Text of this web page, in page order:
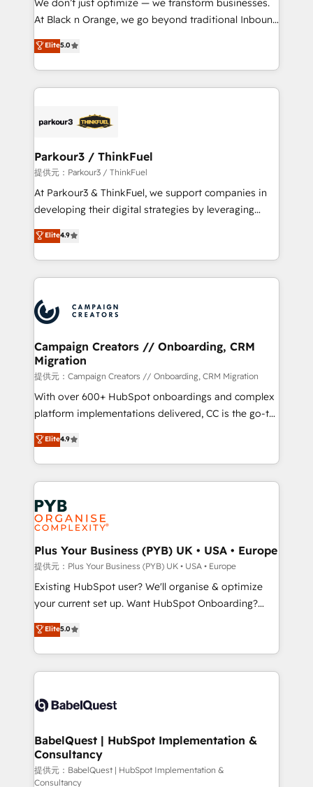
métiers ⚙️ Configuration de la plateforme HubSpot
Book Process & Guidelines utilisateurs 🎓
Formations des utilisateurs
We don’t just optimize — we transform businesses.
At Black n Orange, we go beyond traditional Inbound
Marketing with our exclusive methodologies:
BOOMS and BOOST. Together, they form a powerful
combination that has driven success for over 800
businesses worldwide. As Elite HubSpot Partners, we
strategies that integrate data-driven marketing,
companies scale faster and smarter. 🔹 BOOMS:
Demand generation for all your buyers With BOOMS,
you invest in 100% of your buyers, accelerating your
growth and positioning yourself as an undisputed
transformation process A methodology designed to
implement HubSpot effectively and optimize your
record of business transformation, our growth-first
approach has helped brands dominate their
Elite5.0
Parkour3 / ThinkFuel
提供元：Parkour3 / ThinkFuel
At Parkour3 & ThinkFuel, we support companies in
developing their digital strategies by leveraging
technologies and automating their marketing and
sales processes to generate growth. Our offer spans
from Strategy to Operations. We specialize in CRM
onboarding and implementation, web design, sales
extensive experience working with tech companies
and manufacturers since 2002, we are committed to
empowering our clients and developing their
autonomy. Get to grips with HubSpot through
guided implementation and seamless integration of
the CRM platform into your digital ecosystem. Would
you like support in deploying your inbound
to your needs and sales objectives. With 125+
certifications, we are part of the most certified
services are offered in both English & French.
Elite4.9
Campaign Creators // Onboarding, CRM
Migration
提供元：Campaign Creators // Onboarding, CRM Migration
With over 600+ HubSpot onboardings and complex
platform implementations delivered, CC is the go-to
Elite Solutions Partner for businesses ready to
migrate, replatform, and scale smarter. We specialize
in high-impact CRM and CMS migrations and
onboarding from platforms like Salesforce, NetSuite,
Zoho, Pardot, Marketo, Microsoft Dynamics, Wix,
WordPress and legacy CRMs, turning fragmented
systems into unified, growth-ready HubSpot
architectures that accelerate revenue operations and
performance. - Multi-object CRM migration, cleanup,
and implementation. - Pre-built and custom
integrations across your full tech stack. - Custom
- Dashboards, lifecycle campaigns, and lead
nurturing sequences. - Cross-hub setup across
scalable retainers. Let’s make HubSpot your most
powerful growth engine. Built to convert, scale, and
Elite4.9
Plus Your Business (PYB) UK • USA • Europe
提供元：Plus Your Business (PYB) UK • USA • Europe
Existing HubSpot user? We'll organise & optimize
your current set up. Want HubSpot Onboarding?
We'll customise your CRM & automate your business
processes. Welcome to our Profile! We can help
with... • CRM implementation, reports & workflows,
and team training • CRM migration: Salesforce,
Custom API integrations & ERP systems inc. SAP and
super skilled members) • 150+ Clients for Sales Hub,
Marketing Hub, Service Hub, Data Hub and Website
(CMS) • ISO/IEC 27001:2022, ISO 9001:2015 and
Elite5.0
BabelQuest | HubSpot Implementation &
Consultancy
提供元：BabelQuest | HubSpot Implementation &
Consultancy